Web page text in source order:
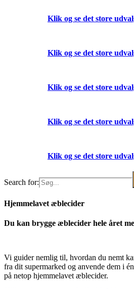
Klik og se det store
Klik og se det store
Klik og se det store
Klik og se det store
Klik og se det store
Search for:
Hjemmelavet æblecider
Du kan brygge æblecider hele året
Vi guider nemlig til, hvordan du nemt
fra dit supermarked og anvende dem i
på netop hjemmelavet æblecider.